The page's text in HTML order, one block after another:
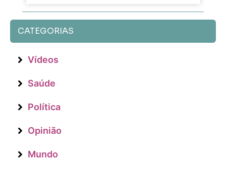
CATEGORIAS
Vídeos
Saúde
Política
Opinião
Mundo